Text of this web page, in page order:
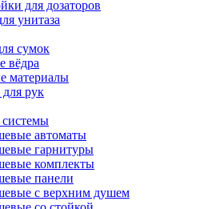
для дозаторов
унитаза
сумок
вёдра
материалы
рук
автоматы
гарнитуры
комплекты
панели
с верхним душем